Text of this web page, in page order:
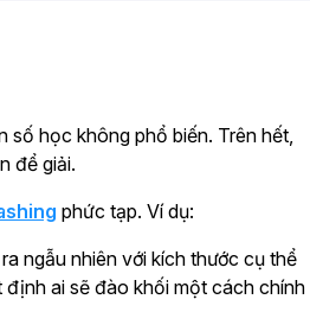
số học không phổ biến. Trên hết,
để giải.
phức tạp. Ví dụ:
ngẫu nhiên với kích thước cụ thể
ai sẽ đào khối một cách chính